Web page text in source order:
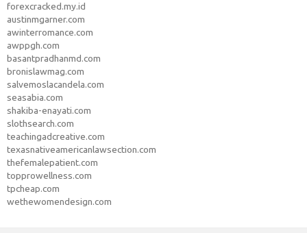
forexcracked.my.id
austinmgarner.com
awinterromance.com
awppgh.com
basantpradhanmd.com
bronislawmag.com
salvemoslacandela.com
seasabia.com
shakiba-enayati.com
slothsearch.com
teachingadcreative.com
texasnativeamericanlawsection.com
thefemalepatient.com
topprowellness.com
tpcheap.com
wethewomendesign.com